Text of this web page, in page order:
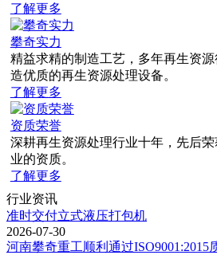
了解更多
攀奇实力
精益求精的制造工艺，多年再生资
造优质的再生资源处理设备。
了解更多
资质荣誉
深耕再生资源处理行业十年，先后
业的资质。
了解更多
行业资讯
准时交付立式液压打包机
2026-07-30
河南攀奇重工顺利通过